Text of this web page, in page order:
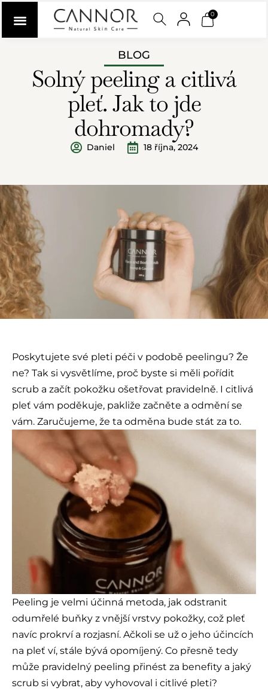
0
BLOG
Solný peeling a citlivá
pleť. Jak to jde
dohromady?
Daniel 18 října, 2024
Poskytujete své pleti péči v podobě peelingu? Že
ne? Tak si vysvětlíme, proč byste si měli pořídit
scrub a začít pokožku ošetřovat pravidelně. I citlivá
pleť vám poděkuje, pakliže začněte a odmění se
vám. Zaručujeme, že ta odměna bude stát za to.
Peeling je velmi účinná metoda, jak odstranit
odumřelé buňky z vnější vrstvy pokožky, což pleť
navíc prokrví a rozjasní. Ačkoli se už o jeho účincích
na pleť ví, stále bývá opomíjený. Co přesně tedy
může pravidelný peeling přinést za benefity a jaký
scrub si vybrat, aby vyhovoval i citlivé pleti?